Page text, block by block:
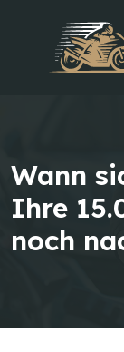
Wann
Ihre
noch